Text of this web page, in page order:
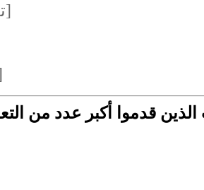
[10 تعريفات]
[9
قدموا أكبر عدد من